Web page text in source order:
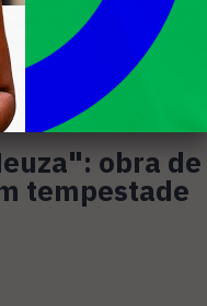
obra de
tempestade